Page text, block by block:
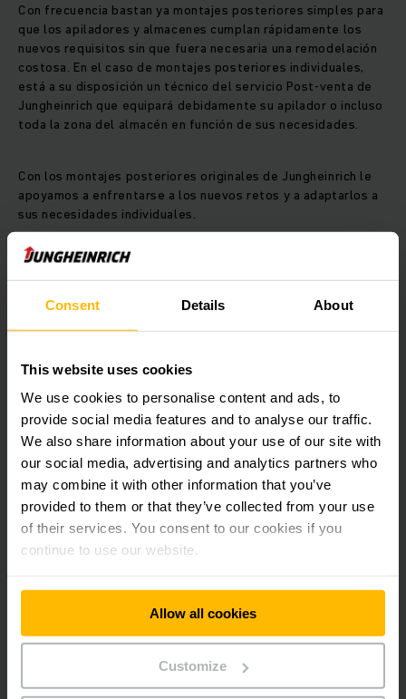
Consent Details About
This website uses cookies
We use cookies to personalise content and ads, to
provide social media features and to analyse our traffic.
We also share information about your use of our site with
our social media, advertising and analytics partners who
may combine it with other information that you’ve
provided to them or that they’ve collected from your use
of their services. You consent to our cookies if you
continue to use our website.
Allow all cookies
Customize
Con frecuencia bastan ya montajes posteriores simples para
que los apiladores y almacenes cumplan rápidamente los
nuevos requisitos sin que fuera necesaria una remodelación
costosa. En el caso de montajes posteriores individuales,
está a su disposición un técnico del servicio Post-venta de
Jungheinrich que equipará debidamente su apilador o incluso
toda la zona del almacén en función de sus necesidades.
Con los montajes posteriores originales de Jungheinrich le
apoyamos a enfrentarse a los nuevos retos y a adaptarlos a
sus necesidades individuales.
Descubra más detalles de los accesorios
originales y montajes posteriores de
Jungheinrich. Póngase ahora en contacto con
Montaje posterior de iones de litio
Como pionero en el sector intralogístico con su propia
investigación, desarrollo y producción de baterías,
Jungheinrich le ofrece toda la competencia en el sector de
la tecnología de iones de litio de un solo proveedor.
incremente con ello los periodos operativos gracias a la
máxima eficiencia energética.